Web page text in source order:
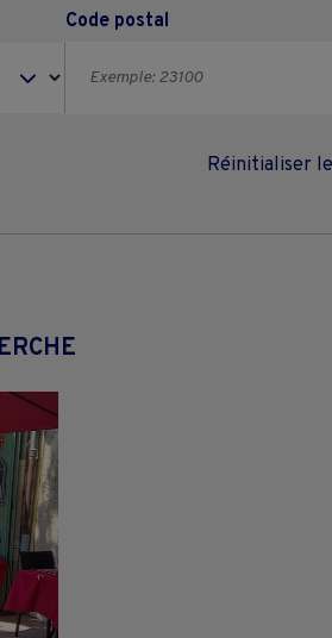
Code postal
Réinitialiser